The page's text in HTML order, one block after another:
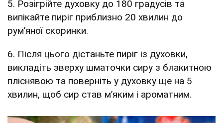
5. Розігрійте духовку до 180 градусів та
випікайте пиріг приблизно 20 хвилин до
рум’яної скоринки.
6. Після цього дістаньте пиріг із духовки,
викладіть зверху шматочки сиру з блакитною
пліснявою та поверніть у духовку ще на 5
хвилин, щоб сир став м’яким і ароматним.